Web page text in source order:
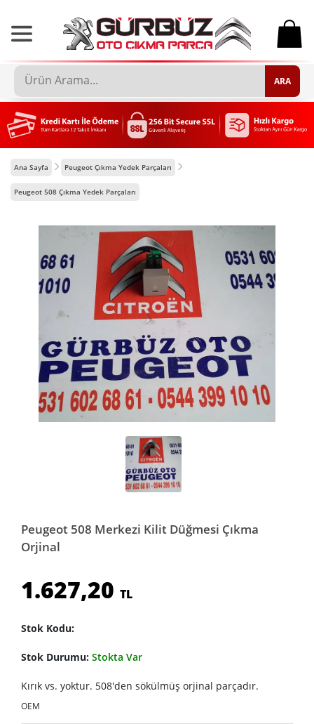
0
ARA
Ana Sayfa Peugeot Çıkma Yedek Parçaları
Peugeot 508 Çıkma Yedek Parçaları
Peugeot 508 Merkezi Kilit Düğmesi Çıkma
Orjinal
1.627,20 TL
Stok Kodu:
Stok Durumu: Stokta Var
Kırık vs. yoktur. 508'den sökülmüş orjinal parçadır.
OEM